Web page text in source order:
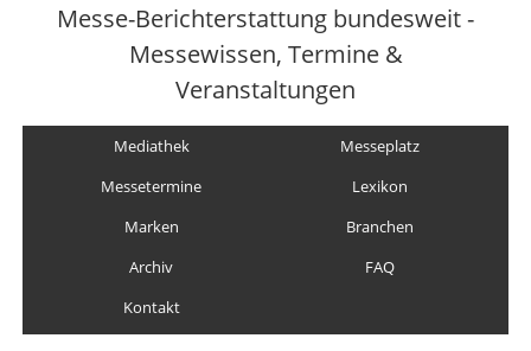
Messe-Berichterstattung bundesweit -
Messewissen, Termine &
Veranstaltungen
Mediathek
Messeplatz
Messetermine
Lexikon
Marken
Branchen
Archiv
FAQ
Kontakt